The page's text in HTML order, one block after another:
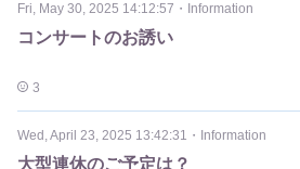
Fri, May 30, 2025 14:12:57 ・ Information
コンサートのお誘い
3
Wed, April 23, 2025 13:42:31 ・ Information
大型連休のご予定は？